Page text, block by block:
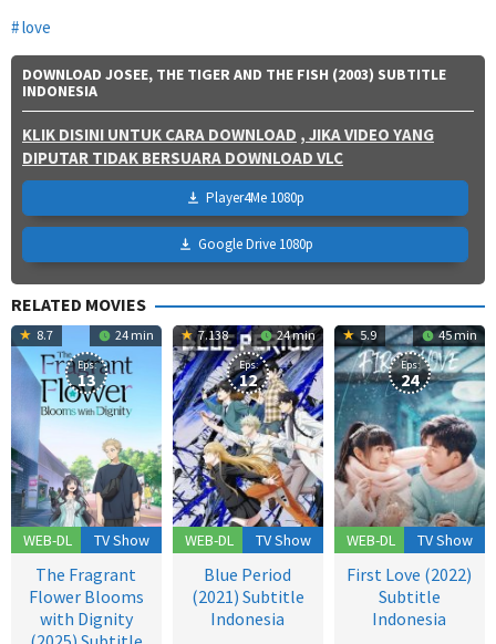
love
DOWNLOAD JOSEE, THE TIGER AND THE FISH (2003) SUBTITLE
INDONESIA
KLIK DISINI UNTUK CARA DOWNLOAD , JIKA VIDEO YANG
DIPUTAR TIDAK BERSUARA DOWNLOAD VLC
Player4Me 1080p
Google Drive 1080p
RELATED MOVIES
8.7 24 min
WEB-DL
Eps:
13
TV Show
The Fragrant
Flower Blooms
with Dignity
7.138 24 min
WEB-DL
Eps:
12
TV Show
Blue Period
(2021) Subtitle
Indonesia
5.9 45 min
WEB-DL
Eps:
24
TV Show
First Love (2022)
Subtitle
Indonesia